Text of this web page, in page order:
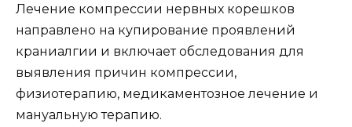
Лечение компрессии нервных корешков
направлено на купирование проявлений
краниалгии и включает обследования для
выявления причин компрессии,
физиотерапию, медикаментозное лечение и
мануальную терапию.